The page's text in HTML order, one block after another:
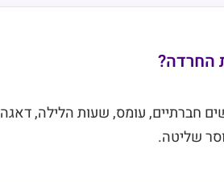
החרדה?
חברתיים, עומס, שעות הלילה, דאגה
שליטה.